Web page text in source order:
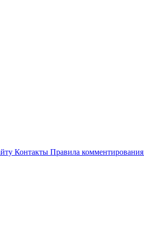
Контакты Правила комментирования